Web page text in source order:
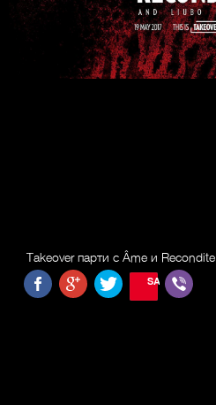
Takeover парти с Âme и Recondite
SAVE